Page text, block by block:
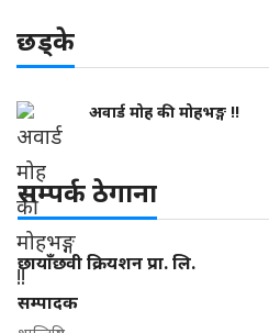
छड्के
अवार्ड मोह की मोहभङ्ग !!
सम्पर्क ठेगाना
छायाँछवी क्रियशन प्रा. लि.
सम्पादक